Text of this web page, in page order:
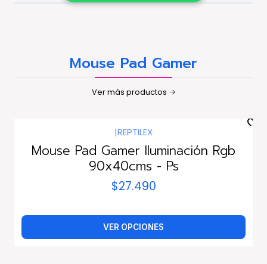
Mouse Pad Gamer
Ver más productos
|REPTILEX
Mouse Pad Gamer Iluminación Rgb
90x40cms - Ps
$27.490
VER OPCIONES